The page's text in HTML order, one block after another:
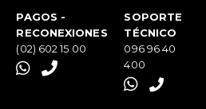
PAGOS -
RECONEXIONES
(02) 602 15 00
SOPORTE
TÉCNICO
096 96 40
400